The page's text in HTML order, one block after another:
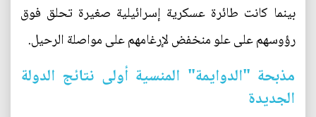
بينما كانت طائرة عسكرية إسرائيلية صغيرة تحلق فوق
رؤوسهم على علو منخفض لإرغامهم على مواصلة الرحيل.
مذبحة "الدوايمة" المنسية أولى نتائج الدولة
الجديدة